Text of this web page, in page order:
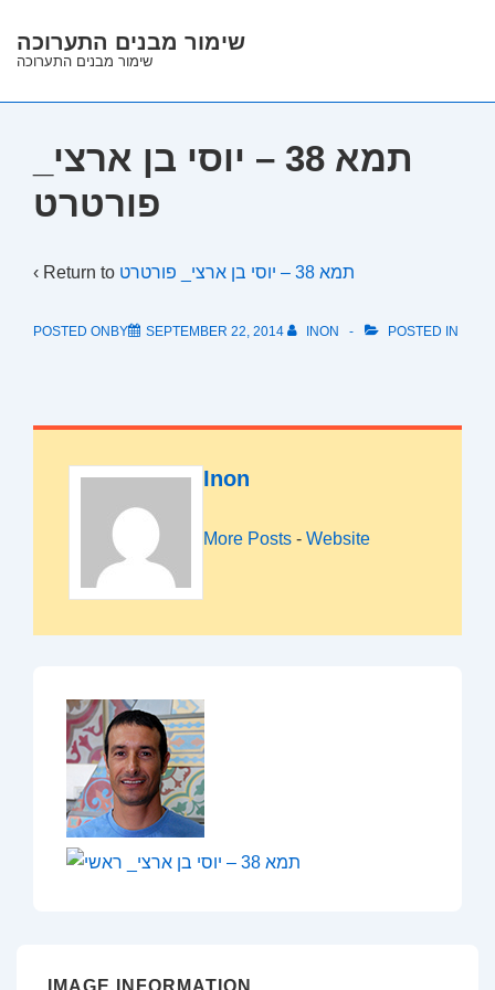
Skip
Main
שימור מבנים התערוכה
שימור מבנים התערוכה
תמא 38 – יוסי בן ארצי_
פורטרט
‹ Return to תמא 38 – יוסי בן ארצי_ פורטרט
POSTED ONBY SEPTEMBER 22, 2014 INON POSTED IN
Inon
More Posts - Website
IMAGE INFORMATION